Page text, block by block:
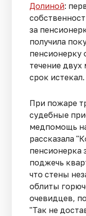
Долиной:
за
получила
пенсионерку
течение двух
срок истекал.
При пожаре
судебные
медпомощь
рассказала
пенсионерка
поджечь
что стены
облиты
очевидцев,
"Так не